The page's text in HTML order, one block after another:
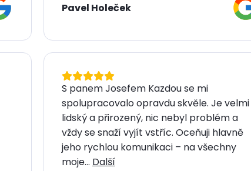
Pavel Holeček
S panem Josefem Kazdou se mi
spolupracovalo opravdu skvěle. Je velmi
lidský a přirozený, nic nebyl problém a
vždy se snaží vyjít vstříc. Oceňuji hlavně
jeho rychlou komunikaci – na všechny
moje... Další